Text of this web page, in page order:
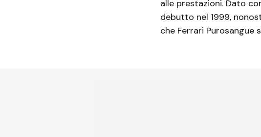
alle prestazioni. Dato
debutto nel 1999,
che Ferrari Purosangue